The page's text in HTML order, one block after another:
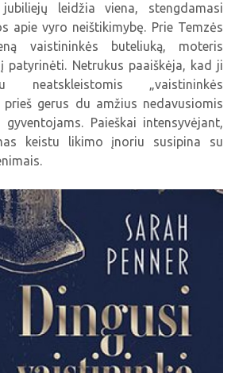
leidžia viena, stengdamasi
apie vyro neištikimybę. Prie Temzės
vaistininkės buteliuką, moteris
patyrinėti. Netrukus paaiškėja, kad ji
„vaistininkės
gerus du amžius nedavusiomis
Paieškai intensyvėjant,
keistu likimo įnoriu susipina su